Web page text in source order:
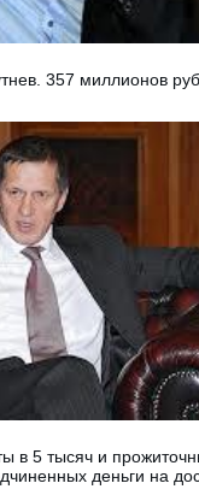
357 миллионов
в 5 тысяч и
деньги на